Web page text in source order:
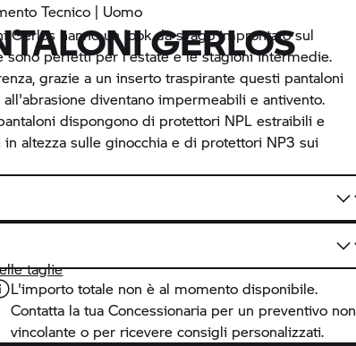
Tecnico | Uomo
GERLOS
Gerlos hanno un look da svago improntato sul
sono perfetti per l'estate e le stagioni intermedie.
grazie a un inserto traspirante questi pantaloni
diventano impermeabili e antivento.
dispongono di protettori NPL estraibili e
in altezza sulle ginocchia e di protettori NP3 sui
taglie
L'importo totale non è al momento disponibile.
Contatta la tua Concessionaria per un preventivo non
vincolante o per ricevere consigli personalizzati.